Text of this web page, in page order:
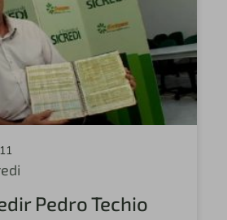
das Culturas / RS
Pedro Techio